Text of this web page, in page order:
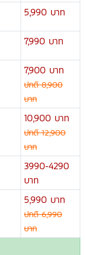
5,990 บาท
7,990 บาท
7,900 บาท
ปกติ 8,900
บาท
10,900 บาท
ปกติ 12,900
บาท
3990-4290
บาท
5,990 บาท
ปกติ 6,990
บาท